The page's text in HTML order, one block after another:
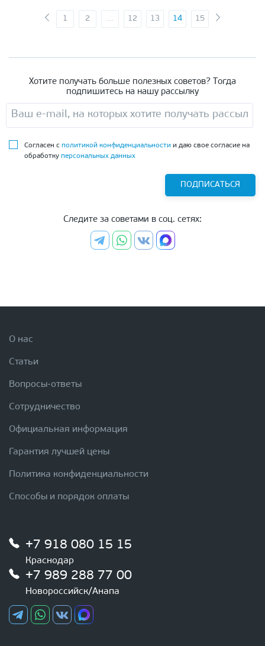
1 2 ... 12 13 14 15
Хотите получать больше полезных советов? Тогда
подпишитесь на нашу рассылку
Согласен с политикой конфиденциальности и даю свое согласие на
обработку персональных данных
ПОДПИСАТЬСЯ
Следите за советами в соц. сетях:
О нас
Статьи
Вопросы-ответы
Сотрудничество
Официальная информация
Гарантия лучшей цены
Политика конфиденциальности
Способы и порядок оплаты
+7 918 080 15 15
Краснодар
+7 989 288 77 00
Новороссийск/Анапа